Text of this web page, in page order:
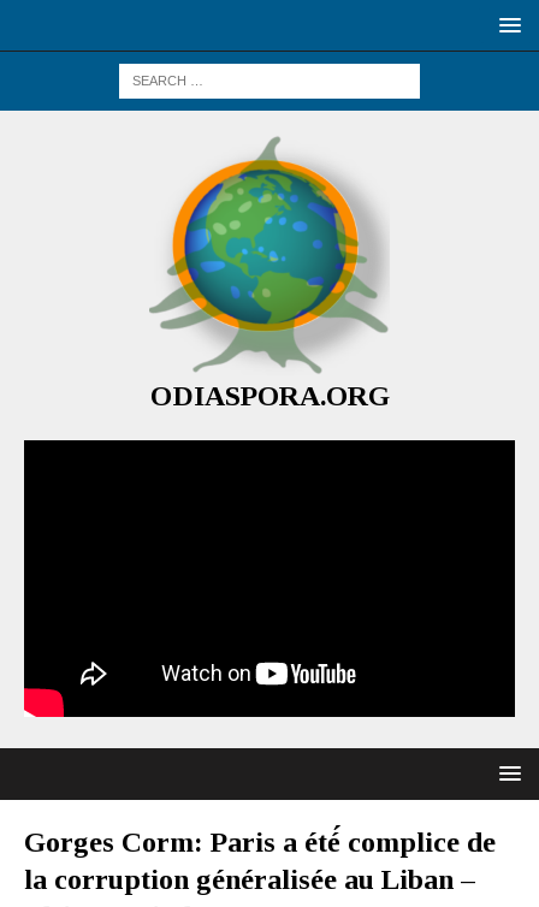
ODIASPORA.ORG
Gorges Corm: Paris a été́ complice de
la corruption généralisée au Liban –